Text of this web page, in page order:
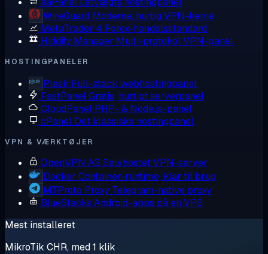
WireGuard Moderne, hurtig VPN-kerne
MetaTrader 4 Forex-handelsstandard
Hiddify Manager Multi-protokol VPN-panel
HOSTINGPANELER
Plesk Full-stack webhostingpanel
FastPanelGratis, hurtigt serverpanel
CloudPanel PHP- & Node.js-panel
cPanel Det klassiske hostingpanel
VPN & VÆRKTØJER
OpenVPN AS Selvhostet VPN-server
Docker Container-runtime, klar til brug
MTProto Proxy Telegram-native proxy
BlueStacks Android-apps på en VPS
Mest installeret
MikroTik CHR, med 1 klik